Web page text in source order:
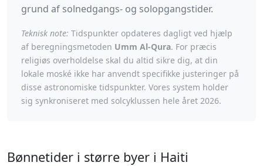
grund af solnedgangs- og solopgangstider.
Teknisk note: Tidspunkter opdateres dagligt ved hjælp
af beregningsmetoden Umm Al-Qura. For præcis
religiøs overholdelse skal du altid sikre dig, at din
lokale moské ikke har anvendt specifikke justeringer på
disse astronomiske tidspunkter. Vores system holder
sig synkroniseret med solcyklussen hele året 2026.
Bønnetider i større byer i Haiti